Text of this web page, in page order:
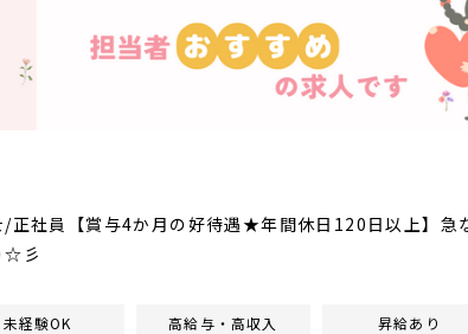
/正社員【賞与4か月の好待遇★年間休日120日以上】
☆彡
未経験OK 高給与・高収入 昇給あり